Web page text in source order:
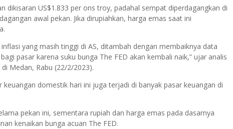
dikisaran US$1.833 per ons troy, padahal sempat diperdagangkan di
awal pekan. Jika dirupiahkan, harga emas saat ini
yang masih tinggi di AS, ditambah dengan membaiknya data
pasar karena suku bunga The FED akan kembali naik,” ujar analis
Medan, Rabu (22/2/2023).
domestik hari ini juga terjadi di banyak pasar keuangan di
pekan ini, sementara rupiah dan harga emas pada dasarnya
kenaikan bunga acuan The FED.